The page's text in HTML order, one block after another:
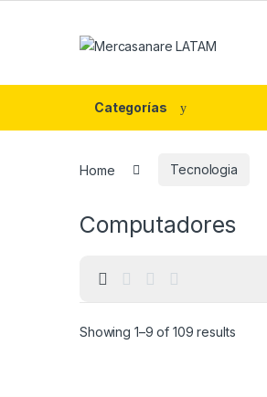
Categorías
Home Tecnologia
Computadores
Showing 1–9 of 109 results